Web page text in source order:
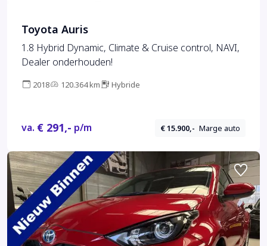
Toyota Auris
1.8 Hybrid Dynamic, Climate & Cruise control, NAVI,
Dealer onderhouden!
2018 120.364 km Hybride
va. € 291,- p/m € 15.900,- Marge auto